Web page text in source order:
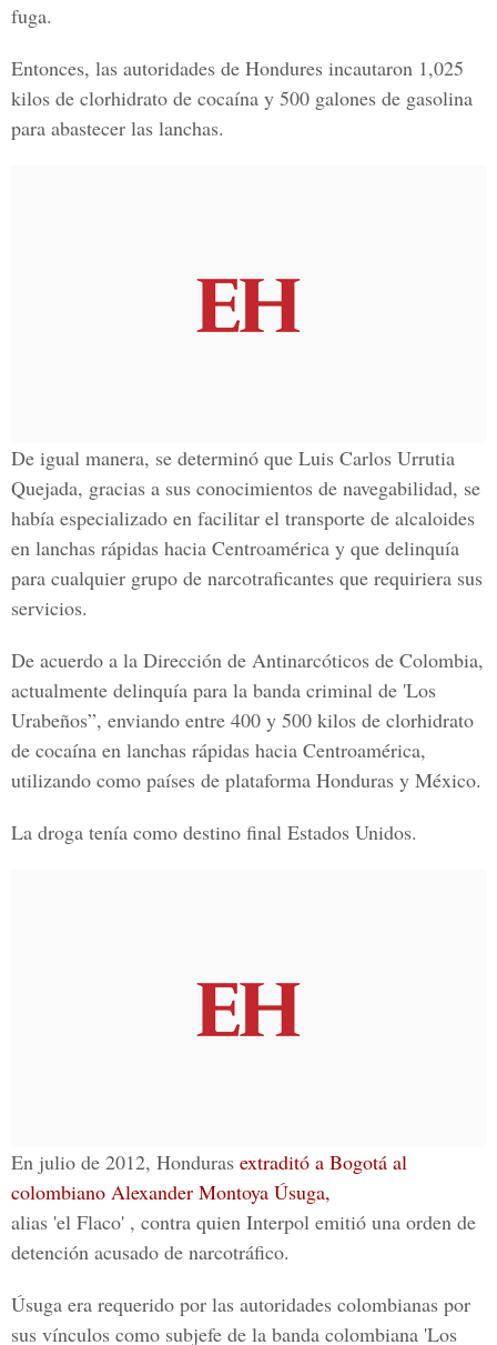
fuga.
Entonces, las autoridades de Hondures incautaron 1,025
kilos de clorhidrato de cocaína y 500 galones de gasolina
para abastecer las lanchas.
De igual manera, se determinó que Luis Carlos Urrutia
Quejada, gracias a sus conocimientos de navegabilidad, se
había especializado en facilitar el transporte de alcaloides
en lanchas rápidas hacia Centroamérica y que delinquía
para cualquier grupo de narcotraficantes que requiriera sus
servicios.
De acuerdo a la Dirección de Antinarcóticos de Colombia,
actualmente delinquía para la banda criminal de 'Los
Urabeños”, enviando entre 400 y 500 kilos de clorhidrato
de cocaína en lanchas rápidas hacia Centroamérica,
utilizando como países de plataforma Honduras y México.
La droga tenía como destino final Estados Unidos.
En julio de 2012, Honduras extraditó a Bogotá al
colombiano Alexander Montoya Úsuga,
alias 'el Flaco' , contra quien Interpol emitió una orden de
detención acusado de narcotráfico.
Úsuga era requerido por las autoridades colombianas por
sus vínculos como subjefe de la banda colombiana 'Los